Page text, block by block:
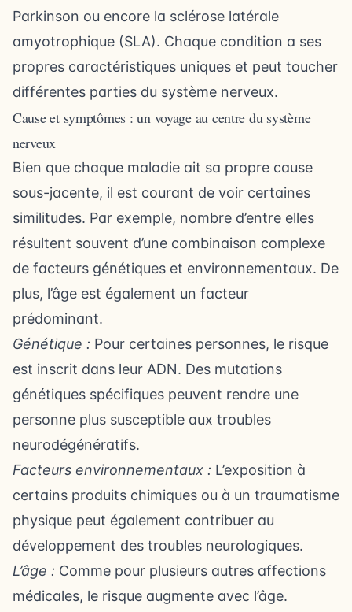
Parkinson ou encore la sclérose latérale
amyotrophique (SLA). Chaque condition a ses
propres caractéristiques uniques et peut toucher
différentes parties du système nerveux.
Cause et symptômes : un voyage au centre du système
nerveux
Bien que chaque maladie ait sa propre cause
sous-jacente, il est courant de voir certaines
similitudes. Par exemple, nombre d’entre elles
résultent souvent d’une combinaison complexe
de facteurs génétiques et environnementaux. De
plus, l’âge est également un facteur
prédominant.
Génétique : Pour certaines personnes, le risque
est inscrit dans leur ADN. Des mutations
génétiques spécifiques peuvent rendre une
personne plus susceptible aux troubles
neurodégénératifs.
Facteurs environnementaux : L’exposition à
certains produits chimiques ou à un traumatisme
physique peut également contribuer au
développement des troubles neurologiques.
L’âge : Comme pour plusieurs autres affections
médicales, le risque augmente avec l’âge.